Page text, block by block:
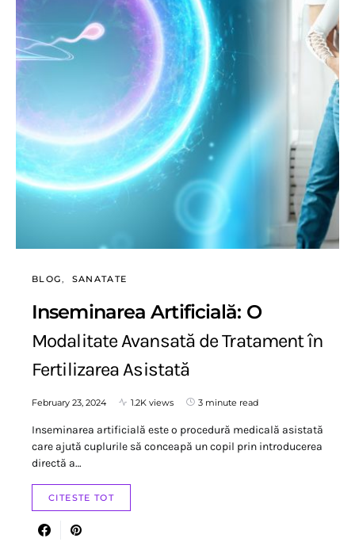
BLOG SANATATE
Inseminarea Artificială: O
Modalitate Avansată de Tratament în
Fertilizarea Asistată
February 23, 2024 1.2K views 3 minute read
Inseminarea artificială este o procedură medicală asistată
care ajută cuplurile să conceapă un copil prin introducerea
directă a…
CITESTE TOT